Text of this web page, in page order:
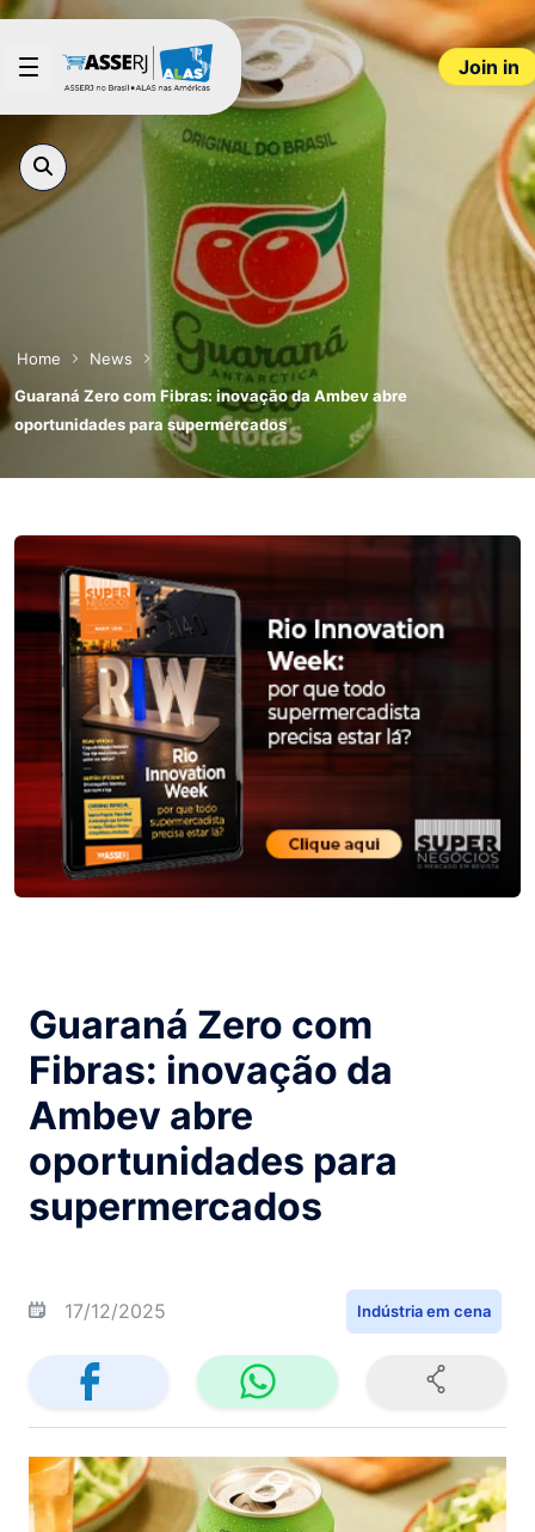
Skip to Main Content
Join in
Home
News
Guaraná Zero com Fibras: inovação da Ambev abre
oportunidades para supermercados
Guaraná Zero com
Fibras: inovação da
Ambev abre
oportunidades para
supermercados
17/12/2025 Indústria em cena